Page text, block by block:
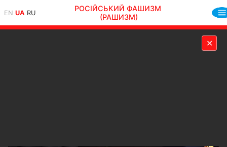
EN UA RU
РОСІЙСЬКИЙ ФАШИЗМ
(РАШИЗМ)
✕